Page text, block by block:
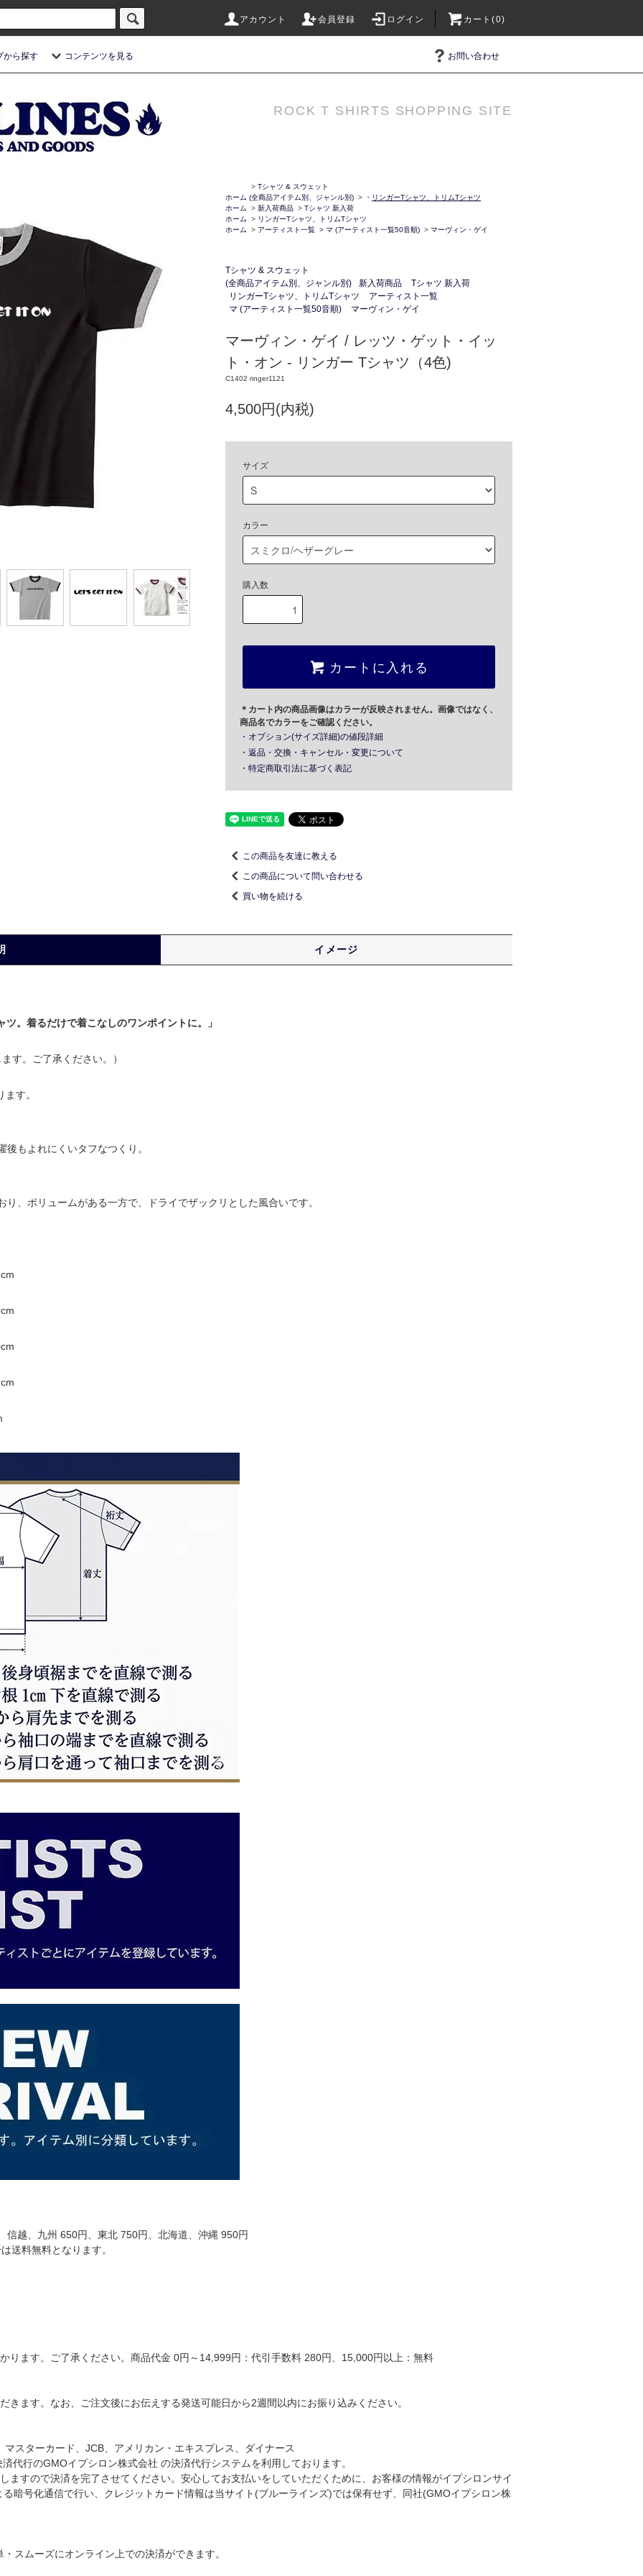
アカウント 会員登録 ログイン カート(0)
から探す コンテンツを見る お問い合わせ
ROCK T SHIRTS SHOPPING SITE
ホーム
> Tシャツ & スウェット
(全商品アイテム別、ジャンル別) > ・ リンガーTシャツ、トリムTシャツ
ホーム
> 新入荷商品 > Tシャツ 新入荷
ホーム
> リンガーTシャツ、トリムTシャツ
ホーム
> アーティスト一覧 > マ (アーティスト一覧50音順) > マーヴィン・ゲイ
Tシャツ & スウェット
(全商品アイテム別、ジャンル別)
新入荷商品
Tシャツ 新入荷
リンガーTシャツ、トリムTシャツ
アーティスト一覧
マ (アーティスト一覧50音順)
マーヴィン・ゲイ
マーヴィン・ゲイ / レッツ・ゲット・イッ
ト・オン - リンガー Tシャツ（4色)
C1402 ringer1121
4,500円(内税)
サイズ
カラー
購入数
カートに入れる
＊カート内の商品画像はカラーが反映されません。画像ではなく、
商品名でカラーをご確認ください。
・オプション(サイズ詳細)の値段詳細
・返品・交換・キャンセル・変更について
・特定商取引法に基づく表記
この商品を友達に教える
この商品について問い合わせる
買い物を続ける
イメージ
。着るだけで着こなしのワンポイントに。」
す。ご了承ください。）
す。
もよれにくいタフなつくり。
、ボリュームがある一方で、ドライでザックリとした風合いです。
信越、九州 650円、東北 750円、北海道、沖縄 950円
送料無料となります。
ります。ご了承ください。商品代金 0円～14,999円：代引手数料 280円、15,000円以上：無料
きます。なお、ご注文後にお伝えする発送可能日から2週間以内にお振り込みください。
スターカード、JCB、アメリカン・エキスプレス、ダイナース
代行のGMOイプシロン株式会社 の決済代行システムを利用しております。
ますので決済を完了させてください。安心してお支払いをしていただくために、お客様の情報がイプシロンサイ
暗号化通信で行い、クレジットカード情報は当サイト(ブルーラインズ)では保有せず、同社(GMOイプシロン株
スムーズにオンライン上での決済ができます。